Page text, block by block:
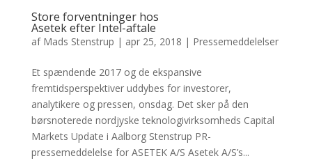
Store forventninger hos
Asetek efter Intel-aftale
af Mads Stenstrup | apr 25, 2018 | Pressemeddelelser
Et spændende 2017 og de ekspansive
fremtidsperspektiver uddybes for investorer,
analytikere og pressen, onsdag. Det sker på den
børsnoterede nordjyske teknologivirksomheds Capital
Markets Update i Aalborg Stenstrup PR-
pressemeddelelse for ASETEK A/S Asetek A/S’s...